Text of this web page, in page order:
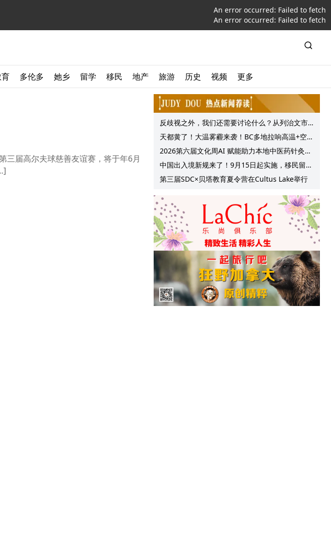
An error occurred: Failed to fetch
An error occurred: Failed to fetch
多伦多 她乡 留学 移民 地产 旅游 历史 视频 更多
三届高尔夫球慈善友谊赛，将于年6月
反歧视之外，我们还需要讨论什么？从列治文市
议会一项动议谈起
天都黄了！大温雾霾来袭！BC多地拉响高温+空气
质量预警 最高可达35°C！
2026第六届文化周AI 赋能助力本地中医药针灸服
务提质升级
中国出入境新规来了！9月15日起实施，移民留学
中介迎来最强监管！
第三届SDC×贝塔教育夏令营在Cultus Lake举行